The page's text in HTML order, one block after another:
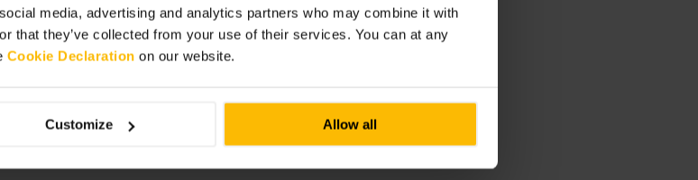
media, advertising and analytics partners who may combine it with
that they’ve collected from your use of their services. You can at any
Cookie Declaration on our website.
Customize Allow all